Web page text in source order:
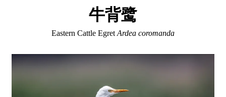
牛背鹭
Eastern Cattle Egret Ardea coromanda